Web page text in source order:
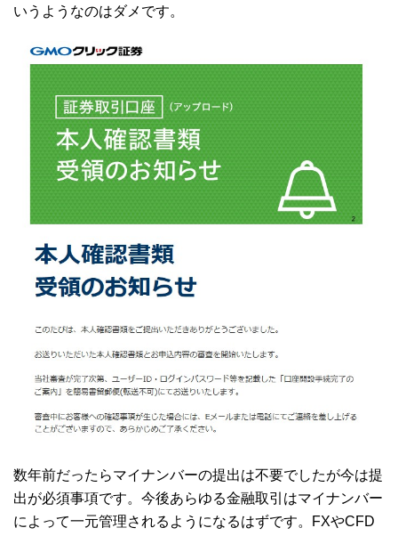
いうようなのはダメです。
数年前だったらマイナンバーの提出は不要でしたが今は提
出が必須事項です。今後あらゆる金融取引はマイナンバー
によって一元管理されるようになるはずです。FXやCFD